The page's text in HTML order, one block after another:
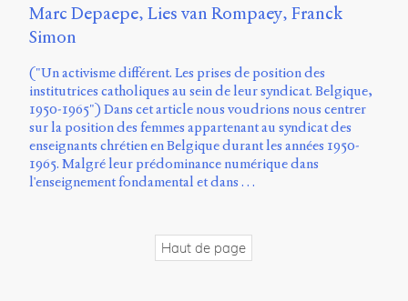
ligne
Université
de
Sherbrooke
Campus
de
Marc Depaepe Lies van Rompaey Franck
Simon
("Un activisme différent. Les prises de position des
institutrices catholiques au sein de leur syndicat. Belgique,
1950-1965") Dans cet article nous voudrions nous centrer
sur la position des femmes appartenant au syndicat des
enseignants chrétien en Belgique durant les années 1950-
1965. Malgré leur prédominance numérique dans
l'enseignement fondamental et dans …
Haut de page